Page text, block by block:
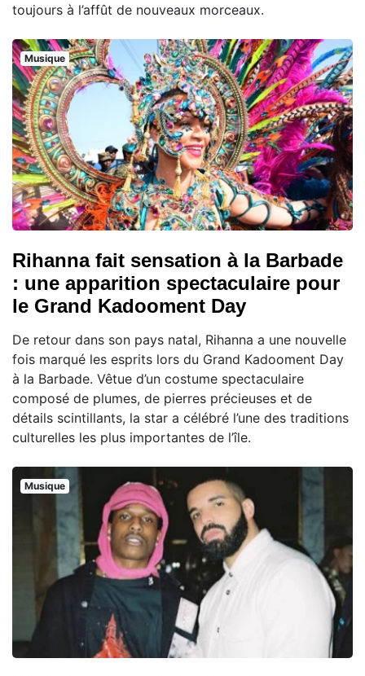
toujours à l’affût de nouveaux morceaux.
Musique
Rihanna fait sensation à la Barbade
: une apparition spectaculaire pour
le Grand Kadooment Day
De retour dans son pays natal, Rihanna a une nouvelle
fois marqué les esprits lors du Grand Kadooment Day
à la Barbade. Vêtue d’un costume spectaculaire
composé de plumes, de pierres précieuses et de
détails scintillants, la star a célébré l’une des traditions
culturelles les plus importantes de l’île.
Musique